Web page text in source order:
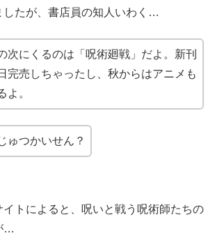
したが、書店員の知人いわく…
次にくるのは「呪術廻戦」だよ。新刊
完売しちゃったし、秋からはアニメも
よ。
ゅつかいせん？
イトによると、呪いと戦う呪術師たちの
…